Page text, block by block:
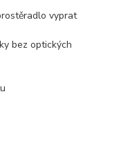
vyprat
bez optických